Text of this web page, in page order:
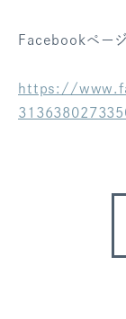
Facebookペー
https://